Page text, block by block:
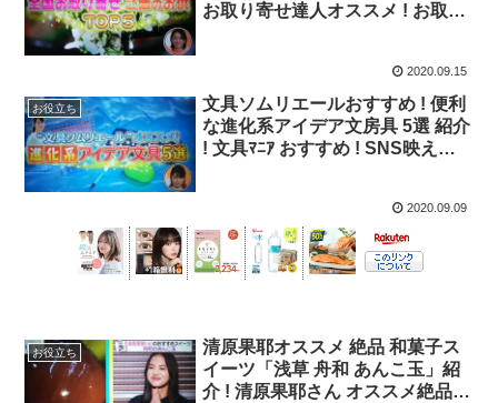
お取り寄せ達人オススメ ! お取り
2020.09.15
お役立ち
文具ソムリエールおすすめ ! 便利
な進化系アイデア文房具 5選 紹介
! 文具ﾏﾆｱ おすすめ ! SNS映え文
2020.09.09
お役立ち
清原果耶オススメ 絶品 和菓子ス
イーツ「浅草 舟和 あんこ玉」紹
介 ! 清原果耶さん オススメ絶品ス